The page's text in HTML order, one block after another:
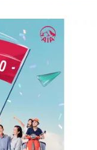
100g
tức là cơ thể
người trưởng
ngày để cơ thể